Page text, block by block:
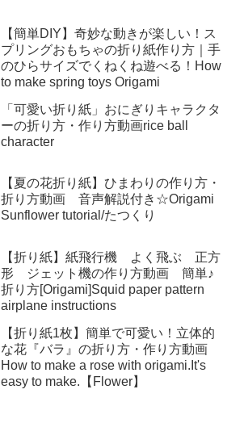
【簡単DIY】奇妙な動きが楽しい！ス
プリングおもちゃの折り紙作り方｜手
のひらサイズでくねくね遊べる！How
to make spring toys Origami
「可愛い折り紙」おにぎりキャラクタ
ーの折り方・作り方動画rice ball
character
【夏の花折り紙】ひまわりの作り方・
折り方動画 音声解説付き☆Origami
Sunflower tutorial/たつくり
【折り紙】紙飛行機 よく飛ぶ 正方
形 ジェット機の作り方動画 簡単♪
折り方[Origami]Squid paper pattern
airplane instructions
【折り紙1枚】簡単で可愛い！立体的
な花『バラ』の折り方・作り方動画
How to make a rose with origami.It's
easy to make.【Flower】